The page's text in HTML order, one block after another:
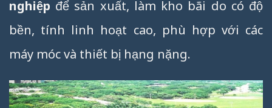
nghiệp để sản xuất, làm kho bãi do có độ
bền, tính linh hoạt cao, phù hợp với các
máy móc và thiết bị hạng nặng.